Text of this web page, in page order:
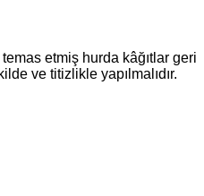
etmiş hurda kâğıtlar geri
ve titizlikle yapılmalıdır.